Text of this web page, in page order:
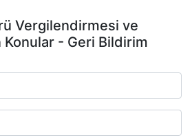
Vergilendirmesi ve
Konular - Geri Bildirim